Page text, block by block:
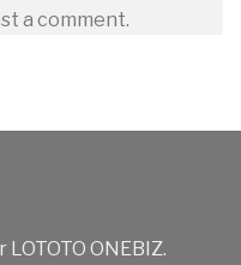
a comment.
ONEBIZ.